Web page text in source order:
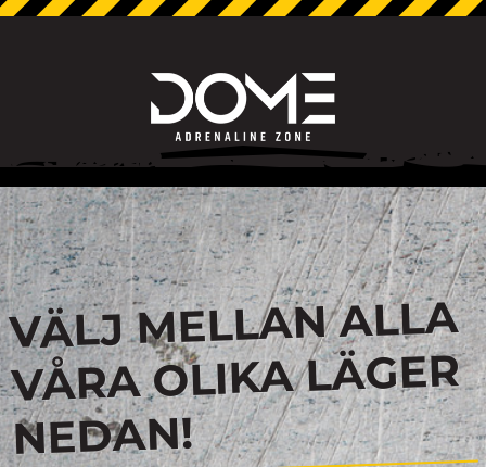
VÄLJ MELLAN ALLA
VÅRA OLIKA LÄGER
NEDAN!